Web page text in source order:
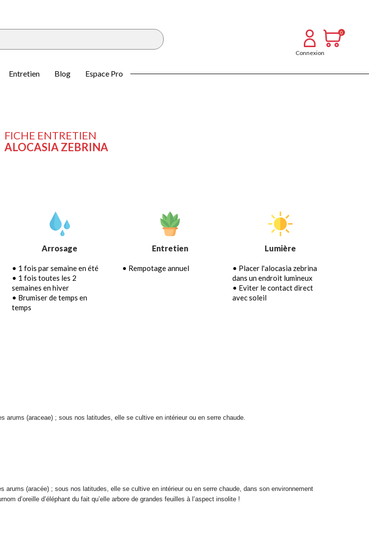
Connexion
0
Entretien Blog Espace Pro
FICHE ENTRETIEN
ALOCASIA ZEBRINA
Arrosage
• 1 fois par semaine en été
• 1 fois toutes les 2
semaines en hiver
• Brumiser de temps en
temps
Entretien
• Rempotage annuel
Lumière
• Placer l'alocasia zebrina
dans un endroit lumineux
• Eviter le contact direct
avec soleil
arums (araceae) ; sous nos latitudes, elle se cultive en intérieur ou en serre chaude.
arums (aracée) ; sous nos latitudes, elle se cultive en intérieur ou en serre chaude, dans son environnement
d’oreille d’éléphant du fait qu’elle arbore de grandes feuilles à l’aspect insolite !